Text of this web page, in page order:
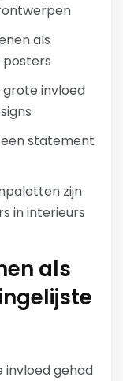
als
posters
invloed
statement
zijn
in interieurs
als
invloed gehad